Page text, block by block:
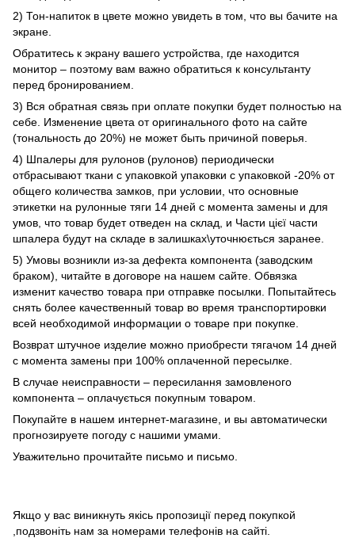
2) Тон-напиток в цвете можно увидеть в том, что вы бачите на
экране.
Обратитесь к экрану вашего устройства, где находится
монитор – поэтому вам важно обратиться к консультанту
перед бронированием.
3) Вся обратная связь при оплате покупки будет полностью на
себе. Изменение цвета от оригинального фото на сайте
(тональность до 20%) не может быть причиной поверья.
4) Шпалеры для рулонов (рулонов) периодически
отбрасывают ткани с упаковкой упаковки с упаковкой -20% от
общего количества замков, при условии, что основные
этикетки на рулонные тяги 14 дней с момента замены и для
умов, что товар будет отведен на склад, и Части цієї части
шпалера будут на складе в залишках\уточнюється заранее.
5) Умовы возникли из-за дефекта компонента (заводским
браком), читайте в договоре на нашем сайте. Обвязка
изменит качество товара при отправке посылки. Попытайтесь
снять более качественный товар во время транспортировки
всей необходимой информации о товаре при покупке.
Возврат штучное изделие можно приобрести тягачом 14 дней
с момента замены при 100% оплаченной пересылке.
В случае неисправности – пересилання замовленого
компонента – оплачується покупным товаром.
Покупайте в нашем интернет-магазине, и вы автоматически
прогнозируете погоду с нашими умами.
Уважительно прочитайте письмо и письмо.
Якщо у вас виникнуть якісь пропозиції перед покупкой
,подзвоніть нам за номерами телефонів на сайті.